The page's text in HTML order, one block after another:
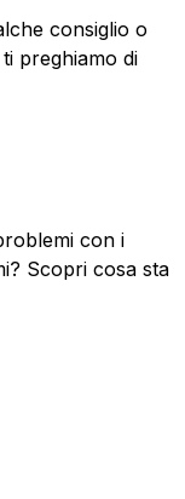
consiglio o
preghiamo di
con i
Scopri cosa sta